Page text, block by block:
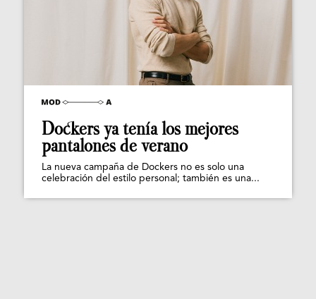
Dockers ya tenía los mejores
pantalones de verano
La nueva campaña de Dockers no es solo una
celebración del estilo personal; también es una...